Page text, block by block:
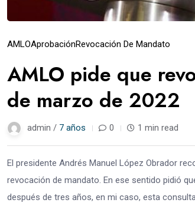
AMLOAprobaciónRevocación De Mandato
AMLO pide que
de marzo de 2022
admin / 7 años 0 1 min read
El presidente Andrés Manuel López Obrador
revocación de mandato. En ese sentido pidió
después de tres años, en mi caso, esta